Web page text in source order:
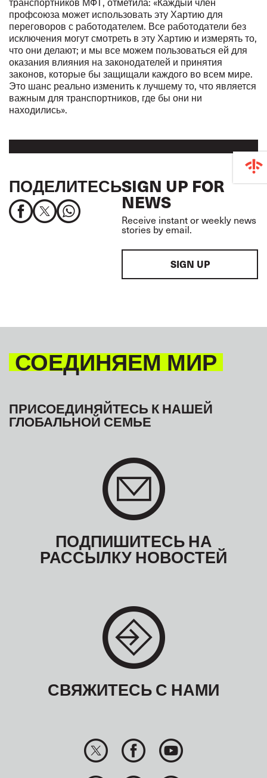
профсоюза может использовать эту Хартию для
переговоров с работодателем. Все работодатели без
исключения могут смотреть в эту Хартию и измерять то,
что они делают; и мы все можем пользоваться ей для
оказания влияния на законодателей и принятия
законов, которые бы защищали каждого во всем мире.
Это шанс реально изменить к лучшему то, что является
важным для транспортников, где бы они ни
находились».
ПОДЕЛИТЕСЬSIGN UP FOR
NEWS
Receive instant or weekly news
stories by email.
SIGN UP
СОЕДИНЯЕМ МИР
ПРИСОЕДИНЯЙТЕСЬ К НАШЕЙ
ГЛОБАЛЬНОЙ СЕМЬЕ
ПОДПИШИТЕСЬ НА
РАССЫЛКУ НОВОСТЕЙ
СВЯЖИТЕСЬ С НАМИ